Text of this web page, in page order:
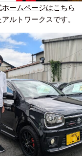
ームページはこちら
ルトワークスです。